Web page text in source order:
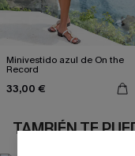
Minivestido azul de On the
Record
33,00 €
TAMBIÉN TE